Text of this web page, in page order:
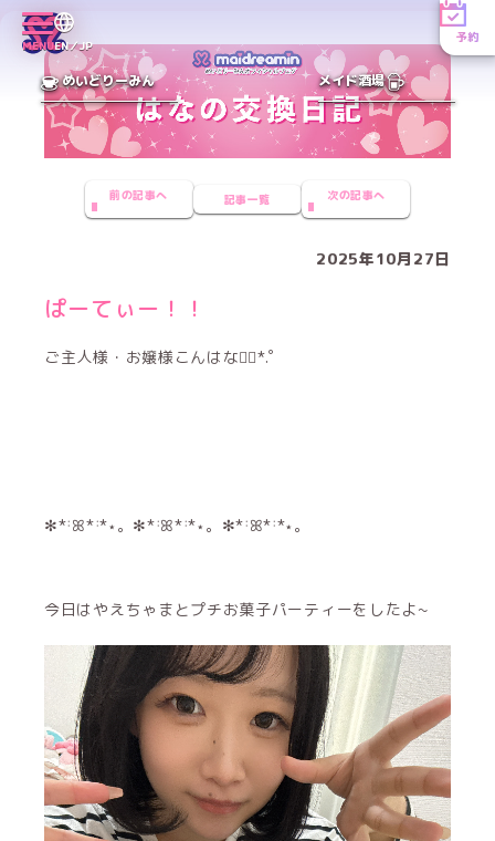
MENUEN／JP
予約
めいどりーみん メイド酒場
前の記事へ 記事一覧 次の記事へ
2025年10月27日
ぱーてぃー！！
ご主人様・お嬢様こんはな❁⃘*.ﾟ
✻*˸ꕤ*˸*⋆。✻*˸ꕤ*˸*⋆。✻*˸ꕤ*˸*⋆。
今日はやえちゃまとプチお菓子パーティーをしたよ~